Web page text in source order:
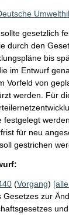
gesetzlich
durch den
bis
im Entwurf
Vorfeld von
werden. Für
festgelegt
für neu
gestrichen
(Vorgang)
Gesetzes zur